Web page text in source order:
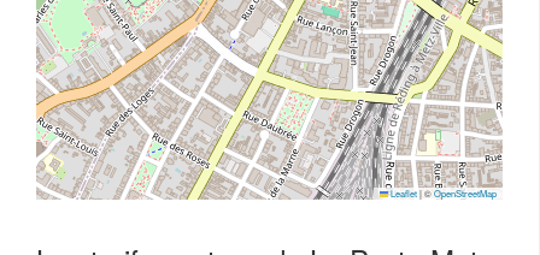
Leaflet|©OpenStreetMap